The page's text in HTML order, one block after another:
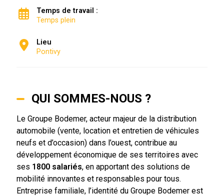
Temps de travail :
Temps plein
Lieu
Pontivy
QUI SOMMES-NOUS ?
Le Groupe Bodemer, acteur majeur de la distribution
automobile (vente, location et entretien de véhicules
neufs et d’occasion) dans l’ouest, contribue au
développement économique de ses territoires avec
ses 1800 salariés, en apportant des solutions de
mobilité innovantes et responsables pour tous.
Entreprise familiale, l’identité du Groupe Bodemer est